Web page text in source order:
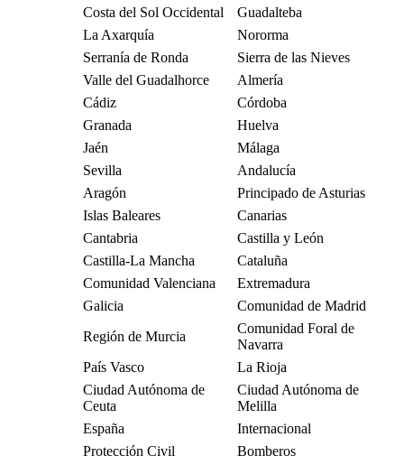
Costa del Sol Occidental
Guadalteba
La Axarquía
Nororma
Serranía de Ronda
Sierra de las Nieves
Valle del Guadalhorce
Almería
Cádiz
Córdoba
Granada
Huelva
Jaén
Málaga
Sevilla
Andalucía
Aragón
Principado de Asturias
Islas Baleares
Canarias
Cantabria
Castilla y León
Castilla-La Mancha
Cataluña
Comunidad Valenciana
Extremadura
Galicia
Comunidad de Madrid
Región de Murcia
Comunidad Foral de
Navarra
País Vasco
La Rioja
Ciudad Autónoma de
Ceuta
Ciudad Autónoma de
Melilla
España
Internacional
Protección Civil
Bomberos